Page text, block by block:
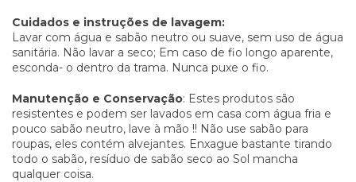
Cuidados e instruções de lavagem:
Lavar com água e sabão neutro ou suave, sem uso de água
sanitária. Não lavar a seco; Em caso de fio longo aparente,
esconda- o dentro da trama. Nunca puxe o fio.
Manutenção e Conservação: Estes produtos são
resistentes e podem ser lavados em casa com água fria e
pouco sabão neutro, lave à mão !! Não use sabão para
roupas, eles contém alvejantes. Enxague bastante tirando
todo o sabão, resíduo de sabão seco ao Sol mancha
qualquer coisa.